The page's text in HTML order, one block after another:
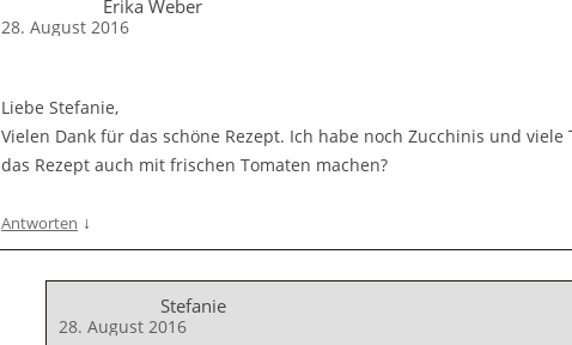
Erika Weber
28. August 2016
Liebe Stefanie,
Vielen Dank für das schöne Rezept. Ich habe noch Zucchinis und viele
das Rezept auch mit frischen Tomaten machen?
Antworten ↓
Stefanie
28. August 2016